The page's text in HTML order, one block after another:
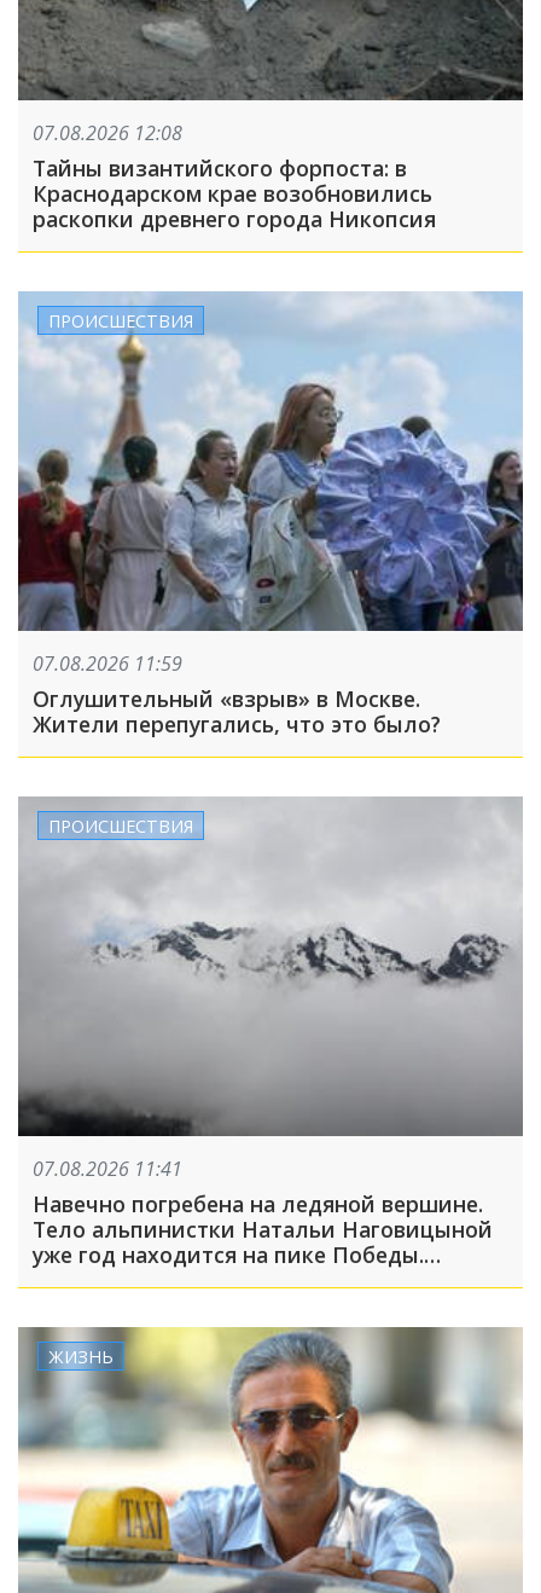
07.08.2026 12:08
Тайны византийского форпоста: в
Краснодарском крае возобновились
раскопки древнего города Никопсия
ПРОИСШЕСТВИЯ
07.08.2026 11:59
Оглушительный «взрыв» в Москве.
Жители перепугались, что это было?
ПРОИСШЕСТВИЯ
07.08.2026 11:41
Навечно погребена на ледяной вершине.
Тело альпинистки Натальи Наговицыной
уже год находится на пике Победы.
Спасательная операция прекращена
ЖИЗНЬ